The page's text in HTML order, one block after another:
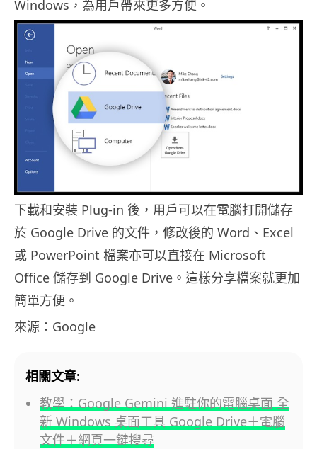
Windows，為用戶帶來更多方便。
下載和安裝 Plug-in 後，用戶可以在電腦打開儲存
於 Google Drive 的文件，修改後的 Word、Excel
或 PowerPoint 檔案亦可以直接在 Microsoft
Office 儲存到 Google Drive。這樣分享檔案就更加
簡單方便。
來源：Google
相關文章:
教學：Google Gemini 進駐你的電腦桌面 全
新 Windows 桌面工具 Google Drive＋電腦
文件＋網頁一鍵搜尋